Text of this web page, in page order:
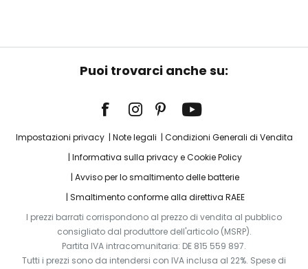
Puoi trovarci anche su:
Impostazioni privacy Note legali
Condizioni Generali di Vendita
Informativa sulla privacy e Cookie Policy
Avviso per lo smaltimento delle batterie
Smaltimento conforme alla direttiva RAEE
I prezzi barrati corrispondono al prezzo di vendita al pubblico
consigliato dal produttore dell'articolo (MSRP).
Partita IVA intracomunitaria: DE 815 559 897.
Tutti i prezzi sono da intendersi con IVA inclusa al 22%. Spese di